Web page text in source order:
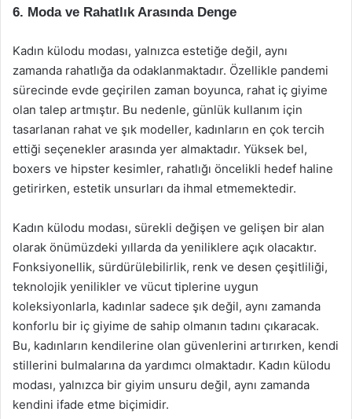
6. Moda ve Rahatlık Arasında Denge
Kadın külodu modası, yalnızca estetiğe değil, aynı
zamanda rahatlığa da odaklanmaktadır. Özellikle pandemi
sürecinde evde geçirilen zaman boyunca, rahat iç giyime
olan talep artmıştır. Bu nedenle, günlük kullanım için
tasarlanan rahat ve şık modeller, kadınların en çok tercih
ettiği seçenekler arasında yer almaktadır. Yüksek bel,
boxers ve hipster kesimler, rahatlığı öncelikli hedef haline
getirirken, estetik unsurları da ihmal etmemektedir.
Kadın külodu modası, sürekli değişen ve gelişen bir alan
olarak önümüzdeki yıllarda da yeniliklere açık olacaktır.
Fonksiyonellik, sürdürülebilirlik, renk ve desen çeşitliliği,
teknolojik yenilikler ve vücut tiplerine uygun
koleksiyonlarla, kadınlar sadece şık değil, aynı zamanda
konforlu bir iç giyime de sahip olmanın tadını çıkaracak.
Bu, kadınların kendilerine olan güvenlerini artırırken, kendi
stillerini bulmalarına da yardımcı olmaktadır. Kadın külodu
modası, yalnızca bir giyim unsuru değil, aynı zamanda
kendini ifade etme biçimidir.